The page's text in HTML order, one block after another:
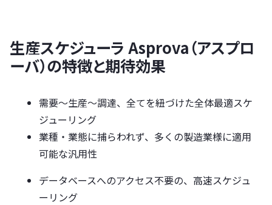
生産スケジューラ Asprova（アスプロ
ーバ）の特徴と期待効果
需要～生産～調達、全てを紐づけた全体最適スケ
ジューリング
業種・業態に捕らわれず、多くの製造業様に適用
可能な汎用性
データベースへのアクセス不要の、高速スケジュ
ーリング